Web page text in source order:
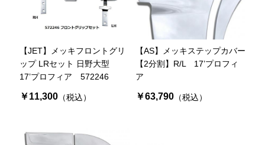
【JET】メッキフロントグリ
ップ LRセット 日野大型
17’プロフィア 572246
￥11,300（税込）
【AS】メッキステップカバー
【2分割】R/L 17’プロフィ
ア
￥63,790（税込）